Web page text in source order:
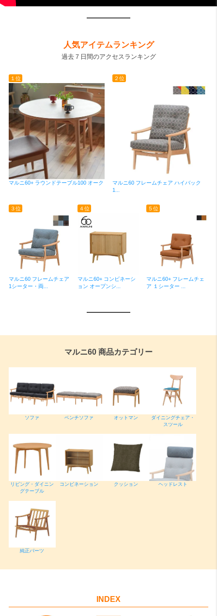
人気アイテムランキング
過去７日間のアクセスランキング
１位
マルニ60+ ラウンドテーブル100 オーク
２位
マルニ60 フレームチェア ハイバック
1...
３位
マルニ60 フレームチェア
1シーター・両...
４位
マルニ60+ コンビネーシ
ョン オープンシ...
５位
マルニ60+ フレームチェ
ア １シーター ...
マルニ60 商品カテゴリー
ソファ ベンチソファ オットマン
ダイニングチェア・
スツール
リビング・ダイニン
グテーブル
コンビネーション クッション ヘッドレスト
純正パーツ
INDEX